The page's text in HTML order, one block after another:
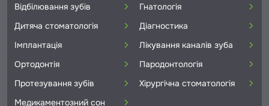
Відбілювання зубів
Гнатологія
Дитяча стоматологія
Діагностика
Імплантація
Лікування каналів зуба
Ортодонтія
Пародонтологія
Протезування зубів
Хірургічна стоматологія
Медикаментозний сон